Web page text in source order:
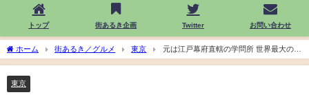
トップ 街あるき企画 Twitter お問い合わせ
ホーム 街あるき／グルメ 東京
元は江戸幕府直轄の学問所 世界最大の孔
子像も!? 日本の学校教育発祥の地"湯島聖堂"
東京